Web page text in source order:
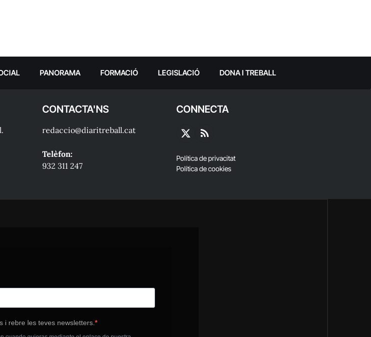
PANORAMA FORMACIÓ LEGISLACIÓ DONA I TREBALL
CONTACTA'NS
redaccio@diaritreball.cat
Telèfon:
932 311 247
CONNECTA
X
RSS
Política de privacitat
Política de cookies